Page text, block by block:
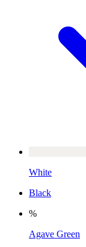
White
Black
%
Agave Green